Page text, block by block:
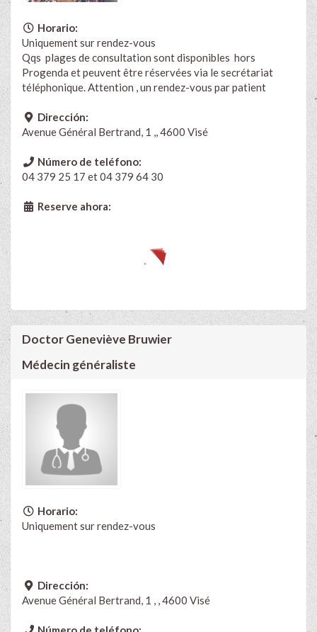
Horario:
Uniquement sur rendez-vous
Qqs plages de consultation sont disponibles hors
Progenda et peuvent être réservées via le secrétariat
téléphonique. Attention , un rendez-vous par patient
Dirección:
Avenue Général Bertrand, 1 ,, 4600 Visé
Número de teléfono:
04 379 25 17 et 04 379 64 30
Reserve ahora:
Doctor Geneviève Bruwier
Médecin généraliste
Horario:
Uniquement sur rendez-vous
Dirección:
Avenue Général Bertrand, 1 , , 4600 Visé